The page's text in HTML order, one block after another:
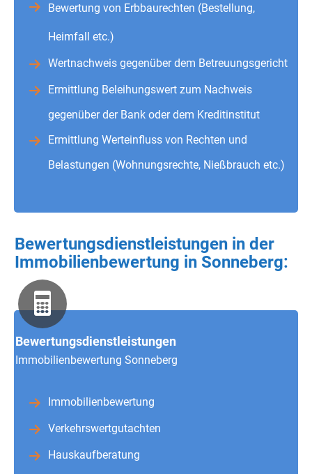
Bewertung von Erbbaurechten (Bestellung,
Heimfall etc.)
Wertnachweis gegenüber dem Betreuungsgericht
Ermittlung Beleihungswert zum Nachweis
gegenüber der Bank oder dem Kreditinstitut
Ermittlung Werteinfluss von Rechten und
Belastungen (Wohnungsrechte, Nießbrauch etc.)
Bewertungsdienstleistungen in der
Immobilienbewertung in Sonneberg:
Bewertungsdienstleistungen
Immobilienbewertung Sonneberg
Immobilienbewertung
Verkehrswertgutachten
Hauskaufberatung